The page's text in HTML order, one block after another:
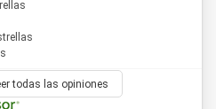
todas las opiniones